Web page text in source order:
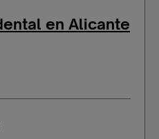
en Alicante